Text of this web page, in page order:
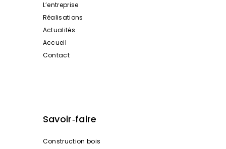
L’entreprise
Réalisations
Actualités
Accueil
Contact
Savoir‑faire
Construction bois